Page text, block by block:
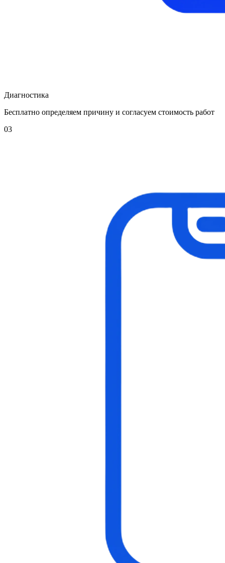
Диагностика
Бесплатно определяем причину и согласуем стоимость работ
03